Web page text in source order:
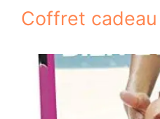
Coffret